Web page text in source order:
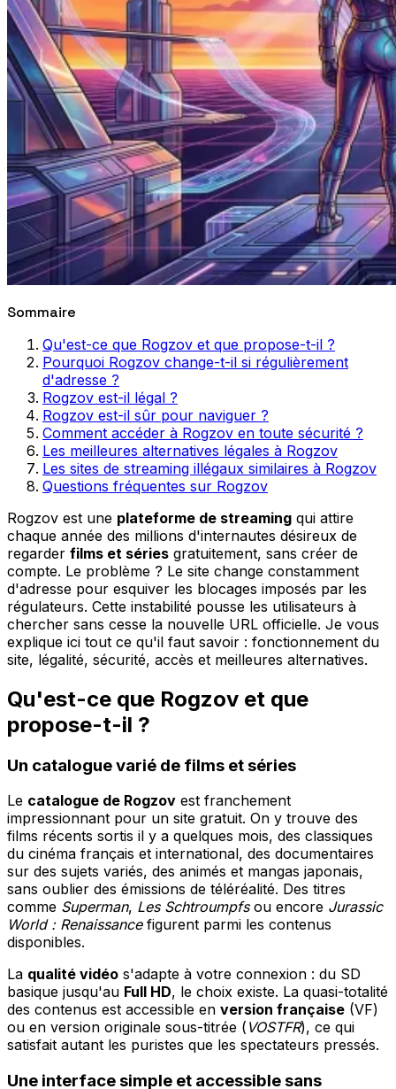
Sommaire
Qu'est-ce que Rogzov et que propose-t-il ?
Pourquoi Rogzov change-t-il si régulièrement
d'adresse ?
Rogzov est-il légal ?
Rogzov est-il sûr pour naviguer ?
Comment accéder à Rogzov en toute sécurité ?
Les meilleures alternatives légales à Rogzov
Les sites de streaming illégaux similaires à Rogzov
Questions fréquentes sur Rogzov
Rogzov est une plateforme de streaming qui attire
chaque année des millions d'internautes désireux de
regarder films et séries gratuitement, sans créer de
compte. Le problème ? Le site change constamment
d'adresse pour esquiver les blocages imposés par les
régulateurs. Cette instabilité pousse les utilisateurs à
chercher sans cesse la nouvelle URL officielle. Je vous
explique ici tout ce qu'il faut savoir : fonctionnement du
site, légalité, sécurité, accès et meilleures alternatives.
Qu'est-ce que Rogzov et que
propose-t-il ?
Un catalogue varié de films et séries
Le catalogue de Rogzov est franchement
impressionnant pour un site gratuit. On y trouve des
films récents sortis il y a quelques mois, des classiques
du cinéma français et international, des documentaires
sur des sujets variés, des animés et mangas japonais,
sans oublier des émissions de téléréalité. Des titres
comme Superman, Les Schtroumpfsou encore Jurassic
World : Renaissancefigurent parmi les contenus
disponibles.
La qualité vidéo s'adapte à votre connexion : du SD
basique jusqu'au Full HD, le choix existe. La quasi-totalité
des contenus est accessible en version française (VF)
ou en version originale sous-titrée ( VOSTFR), ce qui
satisfait autant les puristes que les spectateurs pressés.
Une interface simple et accessible sans